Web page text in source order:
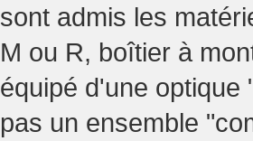
sont admis les
M ou R, boîtier à
équipé d'une optique
pas un ensemble